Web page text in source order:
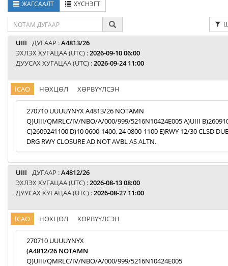
ЖАГСААЛТ ХҮСНЭГТ
UIII ДУГААР :A4813/26
ЭХЛЭХ ХУГАЦАА (UTC) :2026-09-10 06:00
ДУУСАХ ХУГАЦАА (UTC) :2026-09-24 11:00
ICAO НӨХЦӨЛ ХӨРВҮҮЛСЭН
270710 UUUUYNYX A4813/26 NOTAMN
Q)UIII/QMRLC/IV/NBO/A/000/999/5216N10424E005 A)UIII
C)2609241100 D)10 0600-1400, 24 0800-1100 E)RWY 12/30 CLSD
DRG RWY CLOSURE AD NOT AVBL AS ALTN.
UIII ДУГААР :A4812/26
ЭХЛЭХ ХУГАЦАА (UTC) :2026-08-13 08:00
ДУУСАХ ХУГАЦАА (UTC) :2026-08-27 11:00
ICAO НӨХЦӨЛ ХӨРВҮҮЛСЭН
270710 UUUUYNYX
(A4812/26 NOTAMN
Q)UIII/QMRLC/IV/NBO/A/000/999/5216N10424E005